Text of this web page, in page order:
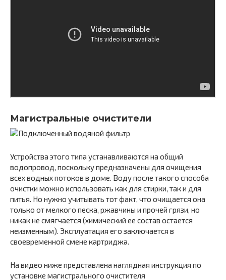
Магистральные очистители
Устройства этого типа устанавливаются на общий
водопровод, поскольку предназначены для очищения
всех водных потоков в доме. Воду после такого способа
очистки можно использовать как для стирки, так и для
питья. Но нужно учитывать тот факт, что очищается она
только от мелкого песка, ржавчины и прочей грязи, но
никак не смягчается (химический ее состав остается
неизменным). Эксплуатация его заключается в
своевременной смене картриджа.
На видео ниже представлена наглядная инструкция по
установке магистрального очистителя